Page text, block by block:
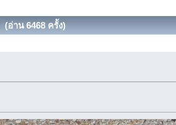
อ่าน 6468 ครั้ง)